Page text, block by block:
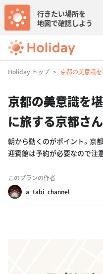
行きたい場所を
地図で確認しよう
Holiday トップ 京都の美意識を
京都の美意識を
に旅する京都さん
朝から動くのがポイント。京
迎賓館は予約が必要なので注
このプランの作者
a_tabi_channel